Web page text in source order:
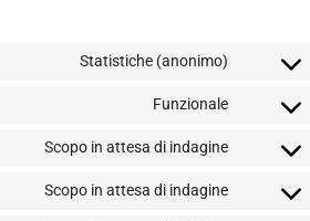
Statistiche (anonimo)
Funzionale
Scopo in attesa di indagine
Scopo in attesa di indagine